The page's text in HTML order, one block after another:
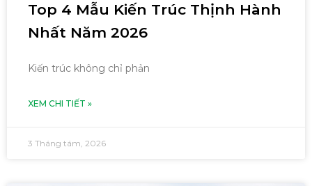
Top 4 Mẫu Kiến Trúc Thịnh Hành
Nhất Năm 2026
Kiến trúc không chỉ phản
XEM CHI TIẾT »
3 Tháng tám, 2026